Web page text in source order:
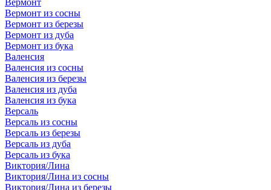
Вермонт
Вермонт из сосны
Вермонт из березы
Вермонт из дуба
Вермонт из бука
Валенсия
Валенсия из сосны
Валенсия из березы
Валенсия из дуба
Валенсия из бука
Версаль
Версаль из сосны
Версаль из березы
Версаль из дуба
Версаль из бука
Виктория/Лина
Виктория/Лина из сосны
Виктория/Лина из березы